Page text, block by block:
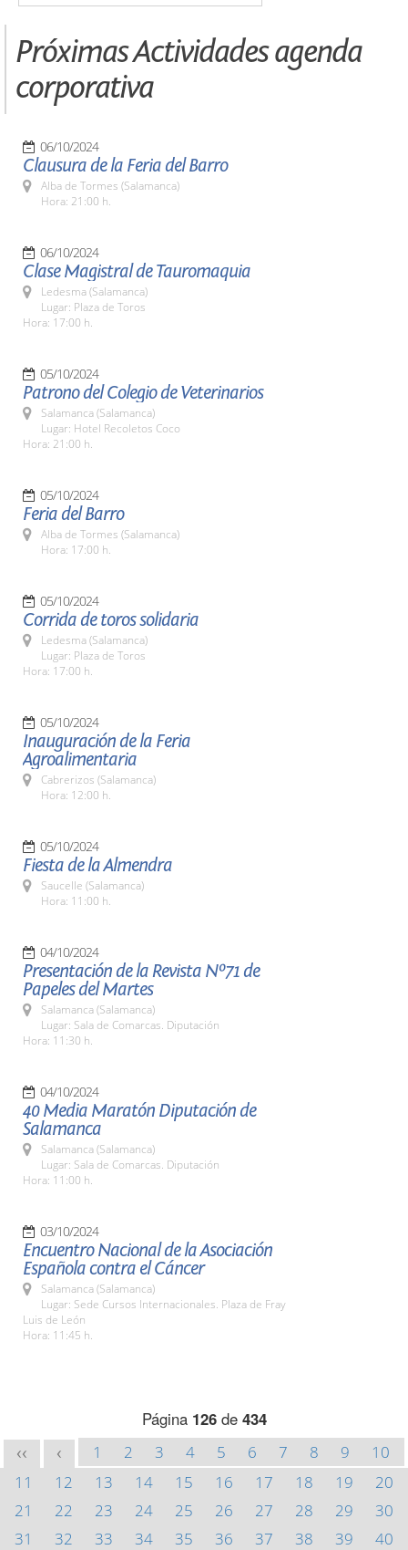
Próximas Actividades agenda
corporativa
06/10/2024
Clausura de la Feria del Barro
Alba de Tormes (Salamanca)
Hora: 21:00 h.
06/10/2024
Clase Magistral de Tauromaquia
Ledesma (Salamanca)
Lugar: Plaza de Toros
Hora: 17:00 h.
05/10/2024
Patrono del Colegio de Veterinarios
Salamanca (Salamanca)
Lugar: Hotel Recoletos Coco
Hora: 21:00 h.
05/10/2024
Feria del Barro
Alba de Tormes (Salamanca)
Hora: 17:00 h.
05/10/2024
Corrida de toros solidaria
Ledesma (Salamanca)
Lugar: Plaza de Toros
Hora: 17:00 h.
05/10/2024
Inauguración de la Feria
Agroalimentaria
Cabrerizos (Salamanca)
Hora: 12:00 h.
05/10/2024
Fiesta de la Almendra
Saucelle (Salamanca)
Hora: 11:00 h.
04/10/2024
Presentación de la Revista Nº71 de
Papeles del Martes
Salamanca (Salamanca)
Lugar: Sala de Comarcas. Diputación
Hora: 11:30 h.
04/10/2024
40 Media Maratón Diputación de
Salamanca
Salamanca (Salamanca)
Lugar: Sala de Comarcas. Diputación
Hora: 11:00 h.
03/10/2024
Encuentro Nacional de la Asociación
Española contra el Cáncer
Salamanca (Salamanca)
Lugar: Sede Cursos Internacionales. Plaza de Fray
Luis de León
Hora: 11:45 h.
Página 126de 434
<< < 1 2 3 4 5 6 7 8 9
10
11
12 13 14 15 16 17 18 19
20
21
22 23 24 25 26 27 28 29
30
31
32 33 34 35 36 37 38 39
40